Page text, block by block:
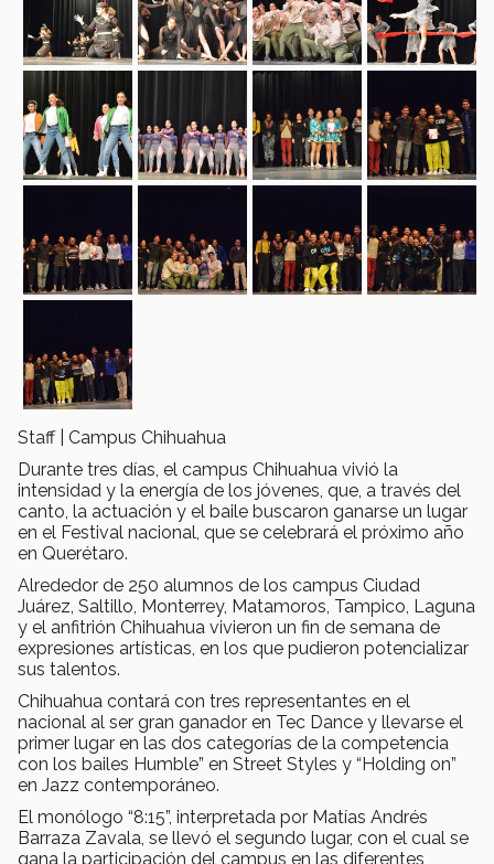
Staff | Campus Chihuahua
Durante tres días, el campus Chihuahua vivió la
intensidad y la energía de los jóvenes, que, a través del
canto, la actuación y el baile buscaron ganarse un lugar
en el Festival nacional, que se celebrará el próximo año
en Querétaro.
Alrededor de 250 alumnos de los campus Ciudad
Juárez, Saltillo, Monterrey, Matamoros, Tampico, Laguna
y el anfitrión Chihuahua vivieron un fin de semana de
expresiones artísticas, en los que pudieron potencializar
sus talentos.
Chihuahua contará con tres representantes en el
nacional al ser gran ganador en Tec Dance y llevarse el
primer lugar en las dos categorías de la competencia
con los bailes Humble” en Street Styles y “Holding on”
en Jazz contemporáneo.
El monólogo “8:15”, interpretada por Matías Andrés
Barraza Zavala, se llevó el segundo lugar, con el cual se
gana la participación del campus en las diferentes